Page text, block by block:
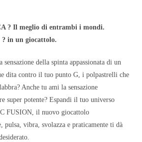
? Il meglio di entrambi i mondi.
? in un giocattolo.
della spinta appassionata di un
dita contro il tuo punto G, i polpastrelli che
Anche tu ami la sensazione
super potente? Espandi il tuo universo
FUSION, il nuovo giocattolo
pulsa, vibra, svolazza e praticamente ti dà